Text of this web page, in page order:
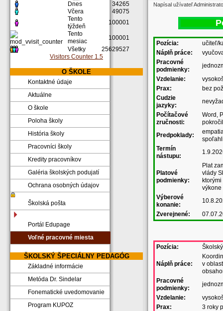
Dnes
34265
Včera
49075
Tento
týždeň
100001
Tento
mesiac
100001
Všetky
25629527
Visitors Counter 1.5
O ŠKOLE
Kontaktné údaje
Aktuálne
O škole
Poloha školy
História školy
Pracovníci školy
Kredity pracovníkov
Galéria školských podujatí
Ochrana osobných údajov
Školská pošta
Portál Edupage
Voľné pracovné miesta
ŠKOLSKÝ ŠPECIÁLNY PEDAGÓG
Základné informácie
Metóda Dr. Sindelar
Fonematické uvedomovanie
Program KUPOZ
Napísal užívateľ
Pozícia:
učiteľ/
Náplň práce:
Pracovné
podmienky:
Vzdelanie:
Prax:
bez
Cudzie
jazyky:
Počítačové
zručnosti:
Word,
Predpoklady:
Termín
nástupu:
Platové
podmienky:
Plat
vlády
výkone
Výberové
konanie:
Zverejnené:
Pozícia:
Náplň práce:
v
Pracovné
podmienky:
Vzdelanie:
Prax:
3 roky